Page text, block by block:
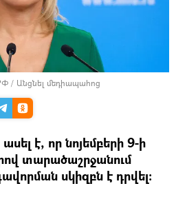
/ Անցնել մեդիապահոց
է, որ նոյեմբերի 9-ի
տարածաշրջանում
սկիզբն է դրվել։